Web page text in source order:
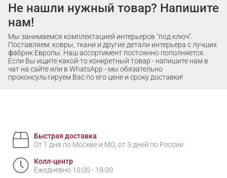
Не нашли нужный товар? Напишите
нам!
Мы занимаемся комплектацией интерьеров "под ключ".
Поставляем: ковры, ткани и другие детали интерьера с лучших
фабрик Европы. Наш ассортимент постоянно пополняется.
Если Вы ищите какой-то конкретный товар - напишите нам в
чат на сайте или в WhatsApp - мы обязательно
проконсультируем Вас по его цене и сроку доставки!
Быстрая доставка
От 1 дня по Москве и МО, от 3 дней по России
Колл-центр
Ежедневно 10:00 - 19:00